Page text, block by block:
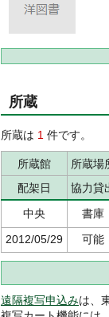
所蔵
所蔵は 1 件です。
所蔵館 所蔵場
配架日
協力貸
中央
書庫
2012/05/29 可能
遠隔複写申込みは、